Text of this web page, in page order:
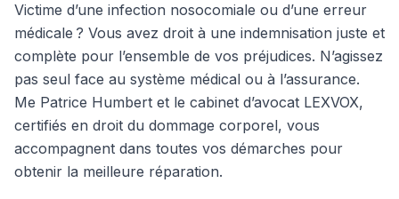
Victime d’une infection nosocomiale ou d’une erreur
médicale ? Vous avez droit à une indemnisation juste et
complète pour l’ensemble de vos préjudices. N’agissez
pas seul face au système médical ou à l’assurance.
Me Patrice Humbert et le cabinet d’avocat LEXVOX,
certifiés en droit du dommage corporel, vous
accompagnent dans toutes vos démarches pour
obtenir la meilleure réparation.